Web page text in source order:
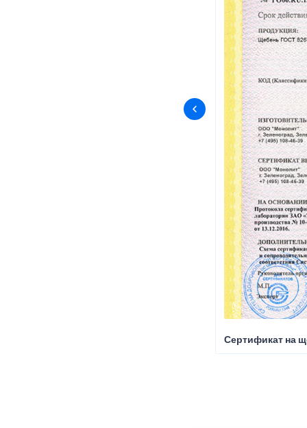
Сертификат на